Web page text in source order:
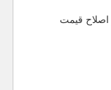
قیمت